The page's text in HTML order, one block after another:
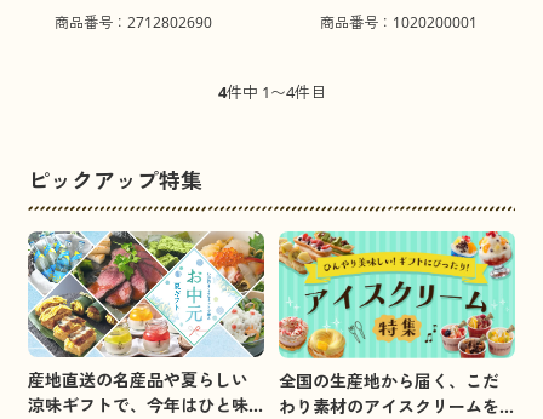
商品番号：2712802690
商品番号：1020200001
4件中 1〜4件目
ピックアップ特集
産地直送の名産品や夏らしい
涼味ギフトで、今年はひと味
全国の生産地から届く、こだ
わり素材のアイスクリームを